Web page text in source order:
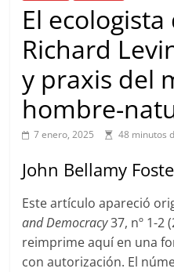
El
Richard
y praxis del
hombre-
7 enero, 2025 48 minutos
John Bellamy
Este artículo apareció
and Democracy37, nº 1-2
reimprime aquí en una
con autorización. El